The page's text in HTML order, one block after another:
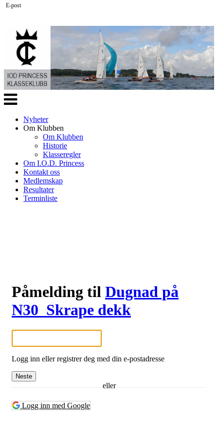
Veksle
navigasjon
Nyheter
Om Klubben
Om Klubben
Historie
Klasseregler
Om I.O.D. Princess
Kontakt oss
Medlemskap
Resultater
Terminliste
Påmelding til Dugnad på
N30_Skrape dekk
E-post
Logg inn eller registrer deg med din e-postadresse
Neste
eller
Logg inn med Google